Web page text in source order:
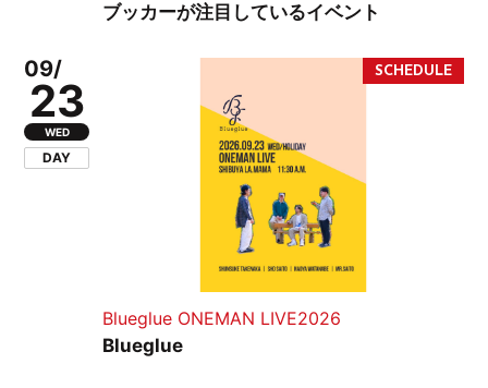
ブッカーが注目しているイベント
09/
23
WED
DAY
Blueglue ONEMAN LIVE2026
Blueglue